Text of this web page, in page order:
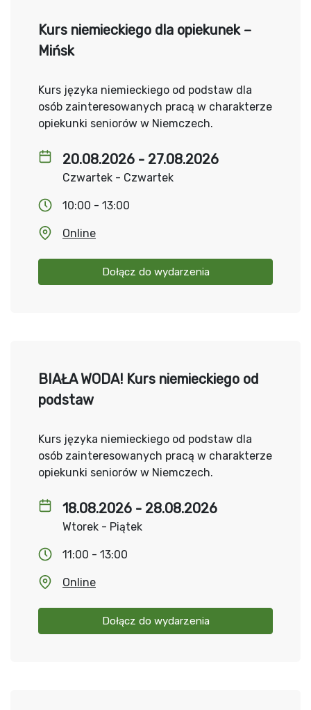
20.08.2026 - 27.08.2026
Czwartek - Czwartek
10:00 - 13:00
Online
Dołącz do wydarzenia
Kurs niemieckiego dla opiekunek –
Mińsk
Kurs języka niemieckiego od podstaw dla
osób zainteresowanych pracą w charakterze
opiekunki seniorów w Niemczech.
18.08.2026 - 28.08.2026
Wtorek - Piątek
11:00 - 13:00
Online
Dołącz do wydarzenia
BIAŁA WODA! Kurs niemieckiego od
podstaw
Kurs języka niemieckiego od podstaw dla
osób zainteresowanych pracą w charakterze
opiekunki seniorów w Niemczech.